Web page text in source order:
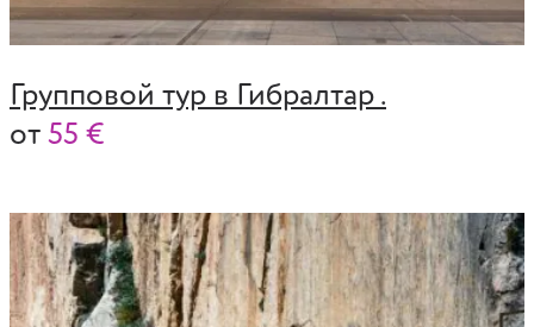
Групповой тур в Гибралтар .
от55 €